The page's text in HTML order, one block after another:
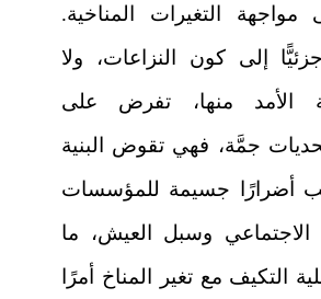
مواجهة التغيرات المناخية.
إلى كون النزاعات، ولا
الأمد منها، تفرض على
جمَّة، فهي تقوض البنية
أضرارًا جسيمة للمؤسسات
وسبل العيش، ما
التكيف مع تغير المناخ أمرًا